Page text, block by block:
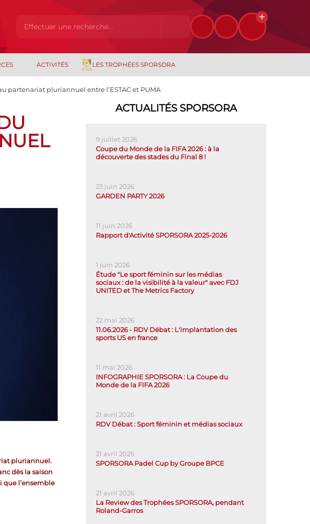
ACTIVITÉS LES TROPHÉES SPORSORA
partenariat pluriannuel entre l’ESTAC et PUMA
pluriannuel.
dès la saison
que l’ensemble
ACTUALITÉS SPORSORA
9 juillet 2026
Coupe du Monde de la FIFA 2026 : à la
découverte des stades du Final 8 !
23 juin 2026
GARDEN PARTY 2026
11 juin 2026
Rapport d'Activité SPORSORA 2025-2026
1 juin 2026
Étude "Le sport féminin sur les médias
sociaux : de la visibilité à la valeur" avec FDJ
UNITED et The Metrics Factory
22 mai 2026
11.06.2026 - RDV Débat : L'implantation des
sports US en france
11 mai 2026
INFOGRAPHIE SPORSORA : La Coupe du
Monde de la FIFA 2026
21 avril 2026
RDV Débat : Sport féminin et médias sociaux
21 avril 2026
SPORSORA Padel Cup by Groupe BPCE
21 avril 2026
La Review des Trophées SPORSORA, pendant
Roland-Garros